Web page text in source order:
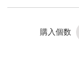
購入個数